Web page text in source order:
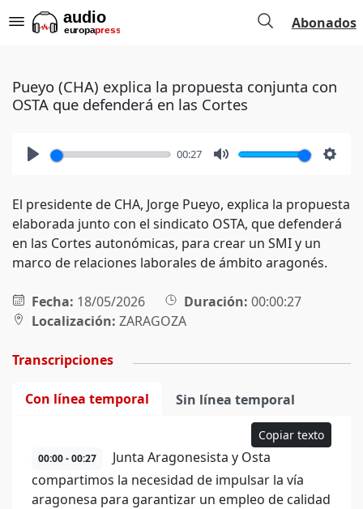
Abonados
Pueyo (CHA) explica la propuesta conjunta con
OSTA que defenderá en las Cortes
00:27
El presidente de CHA, Jorge Pueyo, explica la propuesta
elaborada junto con el sindicato OSTA, que defenderá
en las Cortes autonómicas, para crear un SMI y un
marco de relaciones laborales de ámbito aragonés.
Fecha: 18/05/2026 Duración: 00:00:27
Localización: ZARAGOZA
Transcripciones
Con línea temporal Sin línea temporal
Copiar texto
00:00 - 00:27
Junta Aragonesista y Osta
compartimos la necesidad de impulsar la vía
aragonesa para garantizar un empleo de calidad